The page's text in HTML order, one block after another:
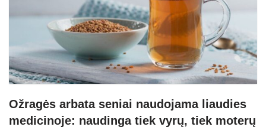
Ožragės arbata seniai naudojama liaudies
medicinoje: naudinga tiek vyrų, tiek moterų